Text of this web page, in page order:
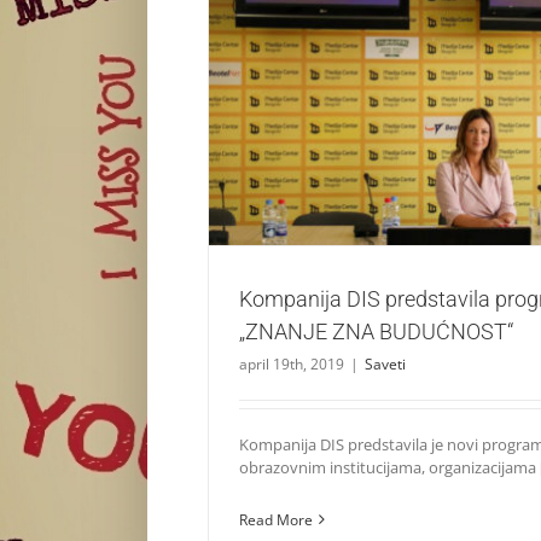
Kompanija DIS predstavila program
BUDUĆNOST“
Saveti
Kompanija DIS predstavila
„ZNANJE ZNA BUDUĆNOST“
april 19th, 2019 | Saveti
Kompanija DIS predstavila je novi
obrazovnim institucijama, organizacijama
Read More